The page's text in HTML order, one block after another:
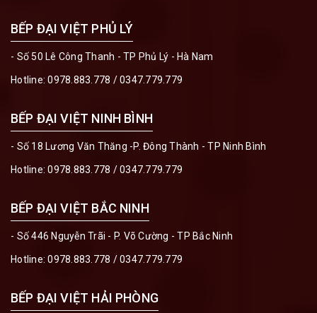
BẾP ĐẠI VIỆT PHỦ LÝ
- Số 50 Lê Công Thanh - TP Phủ Lý - Hà Nam
Hotline:0978.883.778 /0347.779.779
BẾP ĐẠI VIỆT NINH BÌNH
- Số 18 Lương Văn Thăng -P. Đông Thành - TP Ninh Bình
Hotline:0978.883.778 /0347.779.779
BẾP ĐẠI VIỆT BẮC NINH
- Số 446 Nguyễn Trãi - P. Võ Cường - TP Bắc Ninh
Hotline:0978.883.778 /0347.779.779
BẾP ĐẠI VIỆT HẢI PHÒNG